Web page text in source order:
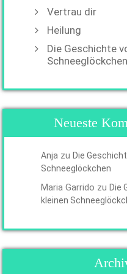
Vertrau dir
Heilung
Die Geschichte
Schneeglöckchen
Neueste
Anja zu Die
Schneeglöckchen
Maria Garrido zu Die
kleinen